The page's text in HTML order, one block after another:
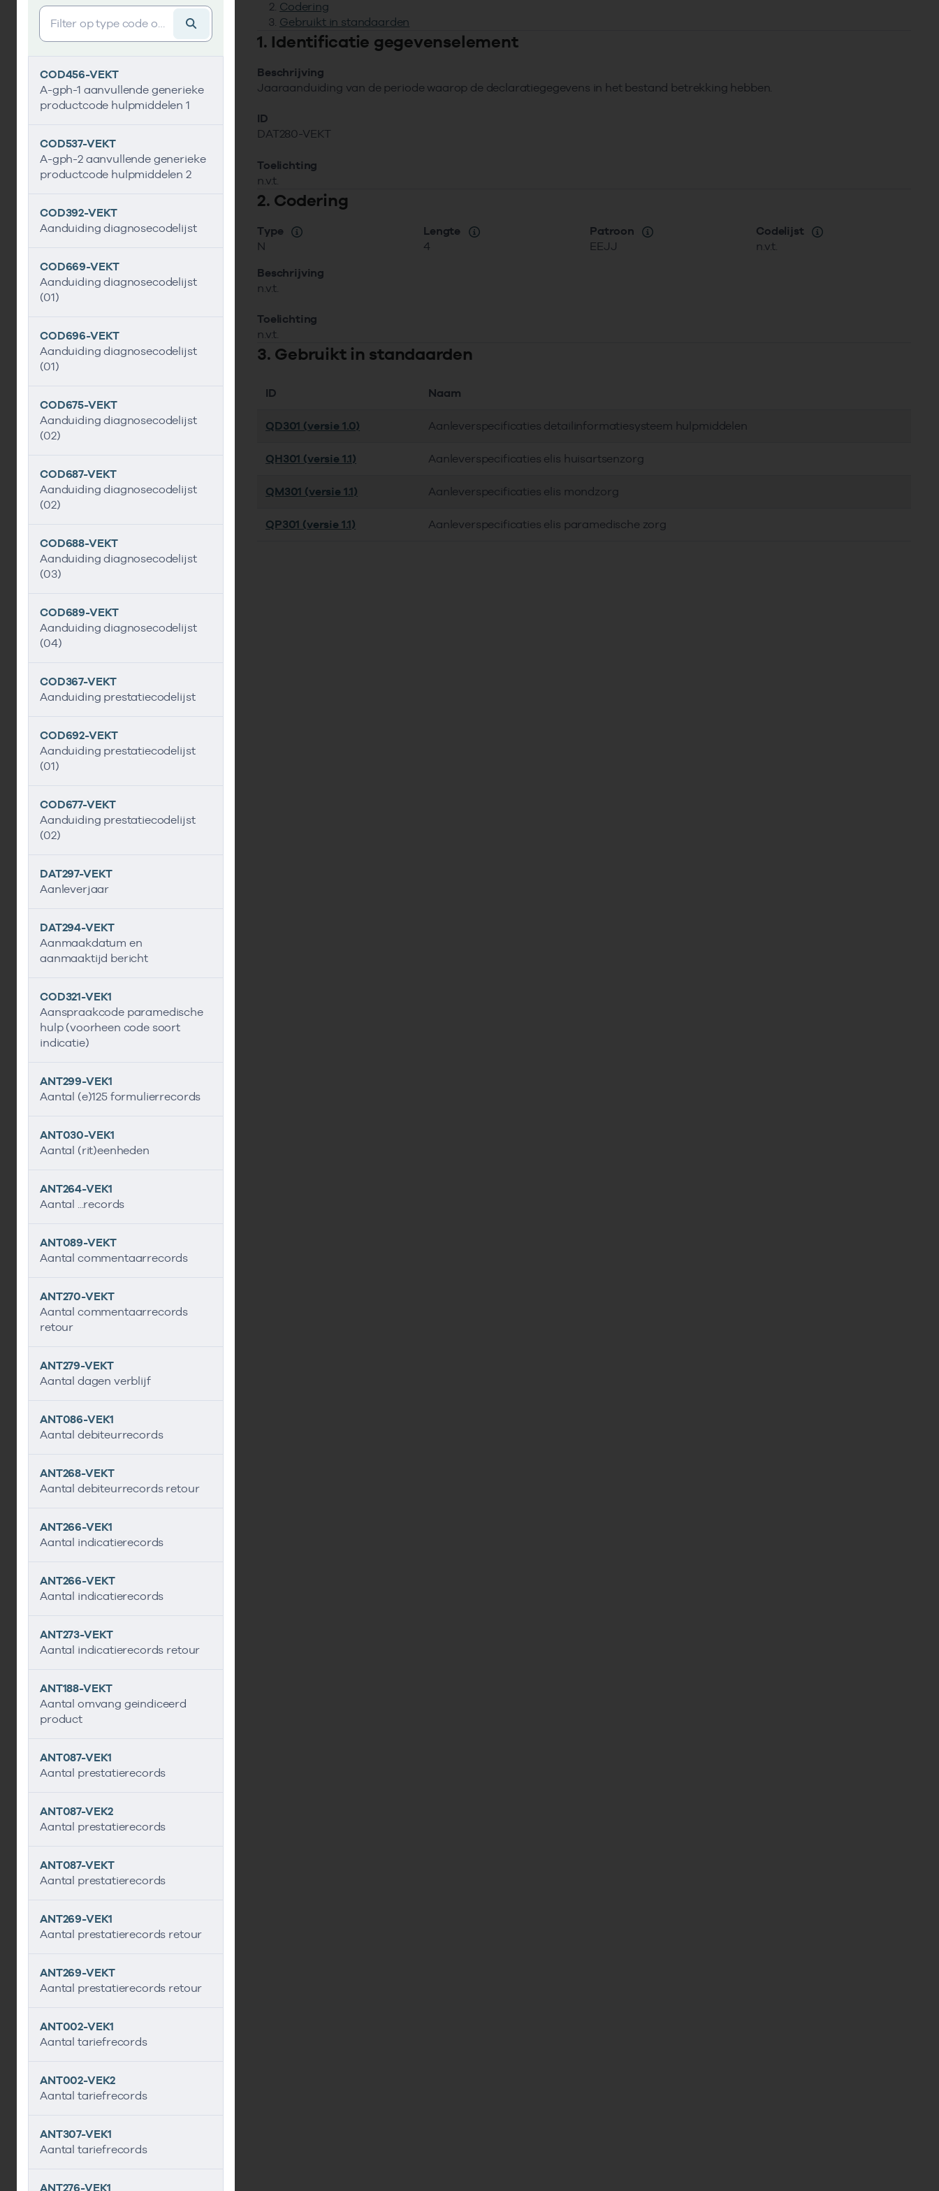
Vind gegevens&shy;element
COD456-VEKT
A-gph-1 aanvullende generieke
productcode hulpmiddelen 1
COD537-VEKT
A-gph-2 aanvullende generieke
productcode hulpmiddelen 2
COD392-VEKT
Aanduiding diagnosecodelijst
COD669-VEKT
Aanduiding diagnosecodelijst
(01)
COD696-VEKT
Aanduiding diagnosecodelijst
(01)
COD675-VEKT
Aanduiding diagnosecodelijst
(02)
COD687-VEKT
Aanduiding diagnosecodelijst
(02)
COD688-VEKT
Aanduiding diagnosecodelijst
(03)
COD689-VEKT
Aanduiding diagnosecodelijst
(04)
COD367-VEKT
Aanduiding prestatiecodelijst
COD692-VEKT
Aanduiding prestatiecodelijst
(01)
COD677-VEKT
Aanduiding prestatiecodelijst
(02)
DAT297-VEKT
Aanleverjaar
DAT294-VEKT
Aanmaakdatum en
aanmaaktijd bericht
COD321-VEK1
Aanspraakcode paramedische
hulp (voorheen code soort
indicatie)
ANT299-VEK1
Aantal (e)125 formulierrecords
ANT030-VEK1
Aantal (rit)eenheden
ANT264-VEK1
Aantal ...records
ANT089-VEKT
Aantal commentaarrecords
ANT270-VEKT
Aantal commentaarrecords
retour
ANT279-VEKT
Aantal dagen verblijf
ANT086-VEK1
Aantal debiteurrecords
ANT268-VEKT
Aantal debiteurrecords retour
ANT266-VEK1
Aantal indicatierecords
ANT266-VEKT
Aantal indicatierecords
ANT273-VEKT
Aantal indicatierecords retour
ANT188-VEKT
Aantal omvang geindiceerd
product
ANT087-VEK1
Aantal prestatierecords
ANT087-VEK2
Aantal prestatierecords
ANT087-VEKT
Aantal prestatierecords
ANT269-VEK1
Aantal prestatierecords retour
ANT269-VEKT
Aantal prestatierecords retour
ANT002-VEK1
Aantal tariefrecords
ANT002-VEK2
Aantal tariefrecords
ANT307-VEK1
Aantal tariefrecords
ANT276-VEK1
Codering
Gebruikt in standaarden
1. Identificatie gegevenselement
Beschrijving
Jaaraanduiding van de periode waarop de declaratiegegevens in het bestand betrekking hebben.
ID
DAT280-VEKT
Toelichting
n.v.t.
2. Codering
Type
N
Lengte
4
Patroon
EEJJ
Codelijst
n.v.t.
Beschrijving
n.v.t.
Toelichting
n.v.t.
3. Gebruikt in standaarden
ID Naam
QD301 (versie 1.0) Aanleverspecificaties detailinformatiesysteem hulpmiddelen
QH301 (versie 1.1) Aanleverspecificaties elis huisartsenzorg
QM301 (versie 1.1) Aanleverspecificaties elis mondzorg
QP301 (versie 1.1) Aanleverspecificaties elis paramedische zorg